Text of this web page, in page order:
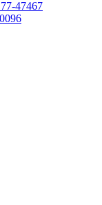
47467